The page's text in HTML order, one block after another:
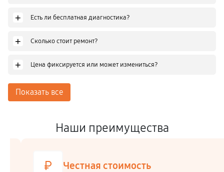
+ Есть ли бесплатная диагностика?
+ Сколько стоит ремонт?
+ Цена фиксируется или может измениться?
Показать все
Наши преимущества
Честная стоимость